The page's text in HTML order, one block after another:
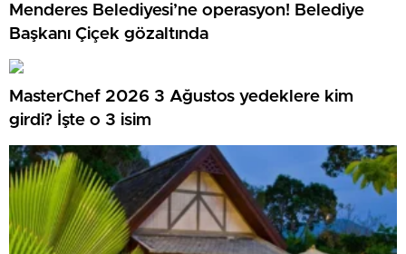
Menderes Belediyesi’ne operasyon! Belediye
Başkanı Çiçek gözaltında
MasterChef 2026 3 Ağustos yedeklere kim
girdi? İşte o 3 isim